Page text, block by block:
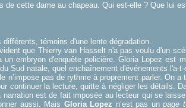
cette dame au chapeau. Qui est-elle ? Que lui
témoins d'une lente dégradation.
que Thierry van Hasselt n'a pas voulu d'un
embryon d'enquête policière. Gloria Lopez est
Sud natale, quel enchaînement d'événements l'a-
n’impose pas de rythme à proprement parler. On a
continuer la lecture, quitte à négliger les détails.
narration est de fait imposée au lecteur qui se
aussi. Mais Gloria Lopez n’est pas unpage